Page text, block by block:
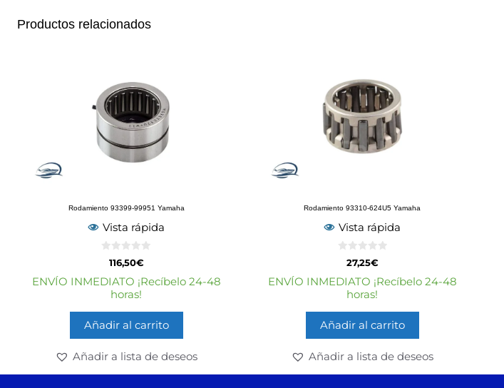
Productos relacionados
Rodamiento 93399-99951 Yamaha
Vista rápida
e
5
116,50€
ENVÍO INMEDIATO ¡Recíbelo 24-48
horas!
Añadir al carrito
Añadir a lista de deseos
Rodamiento 93310-624U5 Yamaha
Vista rápida
e
5
27,25€
ENVÍO INMEDIATO ¡Recíbelo 24-48
horas!
Añadir al carrito
Añadir a lista de deseos